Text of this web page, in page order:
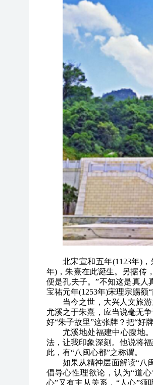
北宋宣和五年(1123年)
年)，朱熹在此诞生。另据传
便是孔夫子。”不知这是真人
宝祐元年(1253年)宋理宗赐额
当今之世，大兴人文旅
尤溪之于朱熹，应当说毫无
好“朱子故里”这张牌？把“好
尤溪地处福建中心腹地
法，让我印象深刻。他说将
此，有“八闽心都”之称谓。
如果从精神层面解读“八
倡导心性理欲论，认为“道
心”又有主从关系，“人心”